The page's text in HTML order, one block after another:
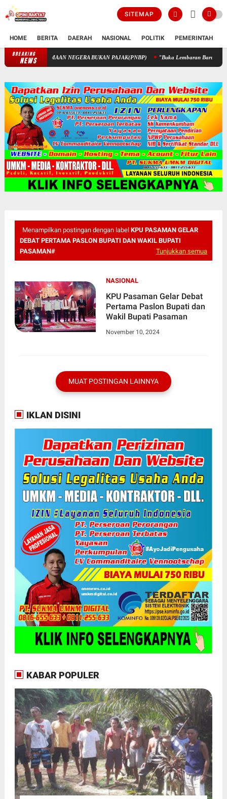
SITEMAP
HOME BERITA DAERAH NASIONAL POLITIK PEMERINTAH
BREAKING
NEWS PENGELOLAAN KEUANGAN STIK MELALUI PENERIMAAN
Menampilkan postingan dengan label KPU PASAMAN GELAR
DEBAT PERTAMA PASLON BUPATI DAN WAKIL BUPATI
PASAMAN#
Tunjukkan semua
NASIONAL
KPU Pasaman Gelar Debat
Pertama Paslon Bupati dan
Wakil Bupati Pasaman
November 10, 2024
MUAT POSTINGAN LAINNYA
IKLAN DISINI
KABAR POPULER